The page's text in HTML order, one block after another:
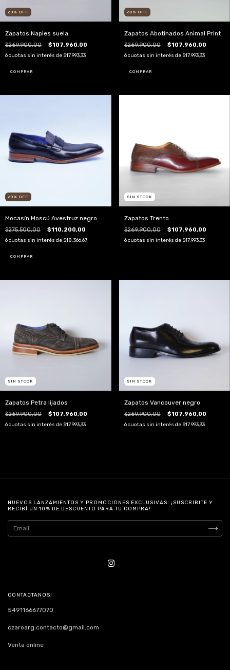
60 % OFF
Zapatos Naples suela
$269.900,00 $107.960,00
6cuotas sin interés de $17.993,33
COMPRAR
60 % OFF
Zapatos Abotinados Animal Print
$269.900,00 $107.960,00
6 cuotas sin interés de $17.993,33
COMPRAR
60 % OFF
Mocasín Moscú Avestruz negro
$275.500,00 $110.200,00
6cuotas sin interés de $18.366,67
COMPRAR
SIN STOCK
Zapatos Trento
$269.900,00 $107.960,00
6 cuotas sin interés de $17.993,33
SIN STOCK
Zapatos Petra lijados
$269.900,00 $107.960,00
6cuotas sin interés de $17.993,33
SIN STOCK
Zapatos Vancouver negro
$269.900,00 $107.960,00
6 cuotas sin interés de $17.993,33
NUEVOS LANZAMIENTOS Y PROMOCIONES EXCLUSIVAS. ¡SUSCRIBITE Y
RECIBÍ UN 10% DE DESCUENTO PARA TU COMPRA!
CONTACTANOS!
5491166677070
czaroarg.contacto@gmail.com
Venta online